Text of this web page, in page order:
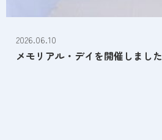
2026.06.10
メモリアル・デイを開催しました